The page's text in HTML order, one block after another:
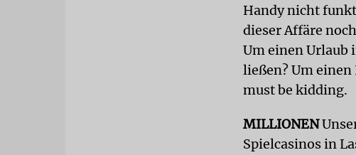
Handy nicht
dieser Affäre
Um einen Urlaub
ließen? Um
must be kidding.
MILLIONEN
Spielcasinos in